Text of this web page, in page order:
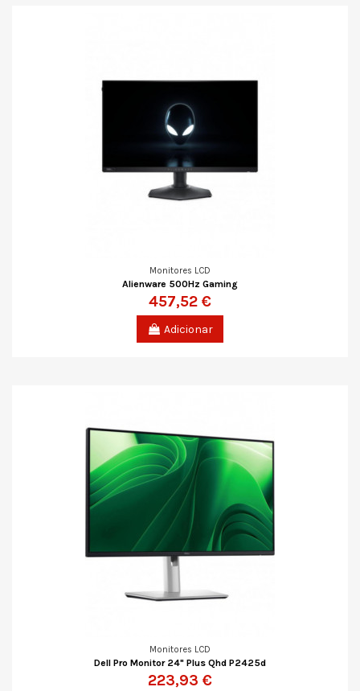
Monitores LCD
Alienware 500Hz Gaming
457,52 €
Adicionar
Monitores LCD
Dell Pro Monitor 24" Plus Qhd P2425d
223,93 €